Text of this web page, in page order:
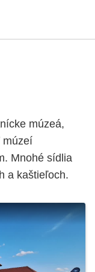
múzeá,
Mnohé sídlia
a kaštieľoch.